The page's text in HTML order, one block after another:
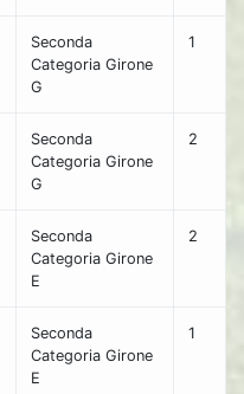
Seconda
Categoria Girone
G
1
Seconda
Categoria Girone
G
2
Seconda
Categoria Girone
E
2
Seconda
Categoria Girone
E
1